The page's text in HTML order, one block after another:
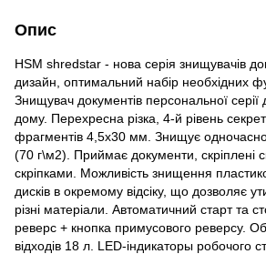
Опис
HSM shredstar - нова серія знищувачів
дизайн, оптимальний набір необхідних
Знищувач документів персональної серії
дому. Перехресна різка, 4-й рівень
фрагментів 4,5х30 мм. Знищує
(70 г\м2). Приймає документи, скріплені
скріпками. Можливість знищення
дисків в окремому відсіку, що дозволяє
різні матеріали. Автоматичний старт та
реверс + кнопка примусового реверсу.
відходів 18 л. LED-індикаторы робочого